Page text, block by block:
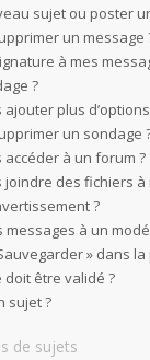
sujet ou poster
un message
à mes
?
plus
un sondage
à un forum ?
des fichiers à
?
à un
» dans
doit être validé ?
sujet ?
de sujets